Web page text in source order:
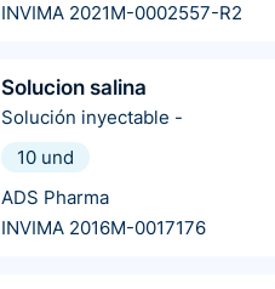
INVIMA 2021M-0002557-R2
Solucion salina
Solución inyectable -
10 und
ADS Pharma
INVIMA 2016M-0017176